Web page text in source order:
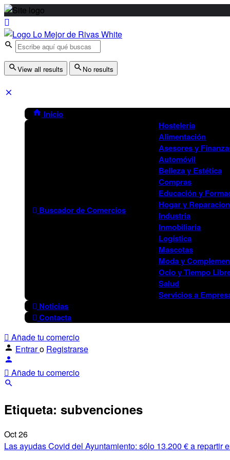
View all results No results
Inicio
Buscador de Comercios
Hostelería
Alimentación
Asesores y
Automóvil
Belleza y Estética
Compras
Educación y
Hogar y
Industria
Inmobiliaria
Logística
Mascotas
Moda y
Ocio y Tiempo
Salud
Servicios a
Noticias
Contacta
Añade tu comercio
Entraro Registrarse
Añade tu comercio
Etiqueta: subvenciones
Oct26
Las ayudas Covid del Ayuntamiento: sólo 13.200 € a repartir